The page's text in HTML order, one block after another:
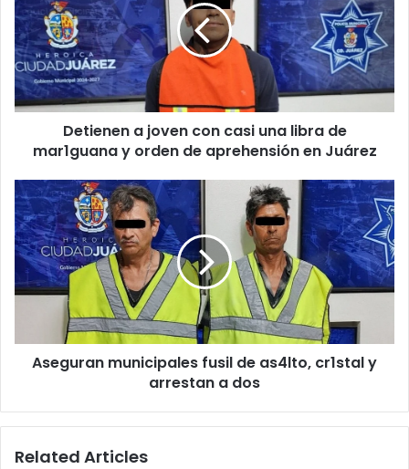
con
casi
una
libra
de
mar1guana
orden
aprehensión
en
Juárez
Detienen a joven con casi una libra de
mar1guana y orden de aprehensión en Juárez
Aseguran
municipales
fusil
de
as4lto,
cr1stal
a
dosAseguran municipales fusil de as4lto, cr1stal y
arrestan a dos
Related Articles